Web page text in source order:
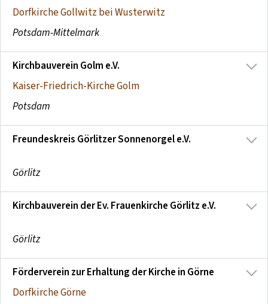
Dorfkirche Gollwitz bei Wusterwitz
Potsdam-Mittelmark
Kirchbauverein Golm e.V.
Kaiser-Friedrich-Kirche Golm
Potsdam
Freundeskreis Görlitzer Sonnenorgel e.V.
Görlitz
Kirchbauverein der Ev. Frauenkirche Görlitz e.V.
Görlitz
Förderverein zur Erhaltung der Kirche in Görne
Dorfkirche Görne